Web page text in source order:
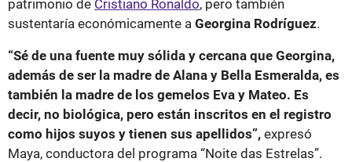
patrimonio de Cristiano Ronaldo, pero también
sustentaría económicamente a Georgina Rodríguez.
“Sé de una fuente muy sólida y cercana que Georgina,
además de ser la madre de Alana y Bella Esmeralda, es
también la madre de los gemelos Eva y Mateo. Es
decir, no biológica, pero están inscritos en el registro
como hijos suyos y tienen sus apellidos”, expresó
Maya, conductora del programa “Noite das Estrelas”.